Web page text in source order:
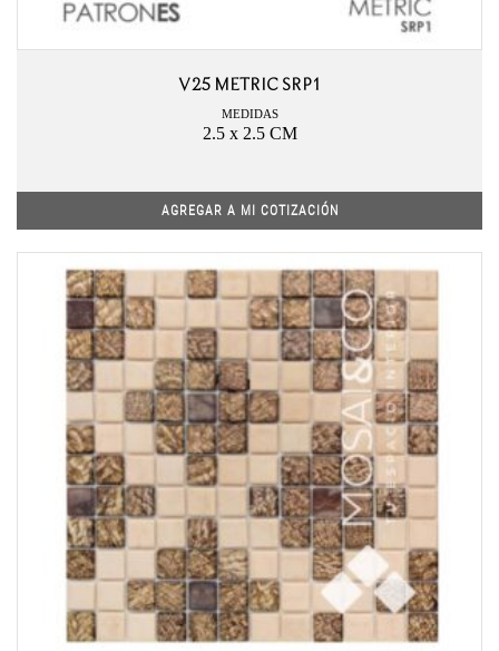
V25 METRIC SRP1
MEDIDAS
2.5 x 2.5 CM
AGREGAR A MI COTIZACIÓN